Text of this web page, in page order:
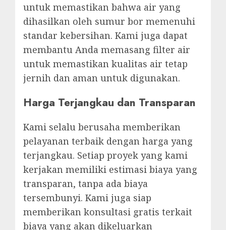
untuk memastikan bahwa air yang
dihasilkan oleh sumur bor memenuhi
standar kebersihan. Kami juga dapat
membantu Anda memasang filter air
untuk memastikan kualitas air tetap
jernih dan aman untuk digunakan.
Harga Terjangkau dan Transparan
Kami selalu berusaha memberikan
pelayanan terbaik dengan harga yang
terjangkau. Setiap proyek yang kami
kerjakan memiliki estimasi biaya yang
transparan, tanpa ada biaya
tersembunyi. Kami juga siap
memberikan konsultasi gratis terkait
biaya yang akan dikeluarkan